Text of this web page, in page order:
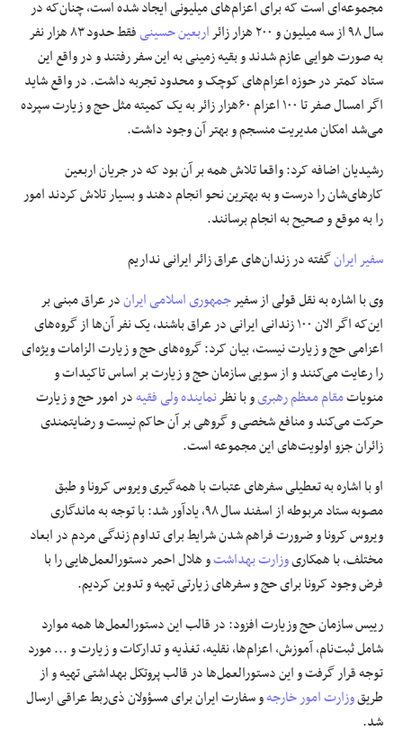
مجموعه‌ای است که برای اعزام‌های میلیونی ایجاد شده است، چنان‌که در
سال ۹۸ از سه میلیون و ۲۰۰ هزار زائر
اربعین حسینی
فقط حدود ۸۳ هزار نفر
به صورت هوایی عازم شدند و بقیه زمینی به این سفر رفتند و در واقع این
ستاد کمتر در حوزه اعزام‌های کوچک و محدود تجربه داشت. در واقع شاید
اگر امسال صفر تا ۱۰۰ اعزام ۶۰هزار زائر به یک کمیته مثل حج و زیارت سپرده
می‌شد امکان مدیریت منسجم و بهتر آن وجود داشت.
رشیدیان اضافه کرد: واقعا تلاش همه بر آن بود که در جریان اربعین
کارهای‌شان را درست و به بهترین نحو انجام دهند و بسیار تلاش کردند امور
را به موقع و صحیح به انجام برسانند.
سفیر ایرانگفته در زندان‌های عراق زائر ایرانی نداریم
وی با اشاره به نقل قولی از سفیرجمهوری اسلامی ایراندر عراق مبنی بر
این‌که اگر الان ۱۰۰ زندانی ایرانی در عراق باشند، یک نفر آن‌ها از گروه‌های
اعزامی حج و زیارت نیست، بیان کرد: گروه‌های حج و زیارت الزامات ویژه‌ای
را رعایت می‌کنند و از سویی سازمان حج و زیارت بر اساس تاکیدات و
منویاتمقام معظم رهبریو با نظرنماینده ولی فقیهدر امور حج و زیارت
حرکت می‌کند و منافع شخصی و گروهی بر آن حاکم نیست و رضایتمندی
زائران جزو اولویت‌های این مجموعه است.
او با اشاره به تعطیلی سفرهای عتبات با همه‌گیری ویروس کرونا و طبق
مصوبه ستاد مربوطه از اسفند سال ۹۸، یادآور شد: با توجه به ماندگاری
ویروس کرونا و ضرورت فراهم شدن شرایط برای تداوم زندگی مردم در ابعاد
مختلف، با همکاریوزارت بهداشتو هلال احمر دستورالعمل‌هایی را با
فرض وجود کرونا برای حج و سفرهای زیارتی تهیه و تدوین کردیم.
رییس سازمان حج وزیارت افزود: در قالب این دستورالعمل‌ها همه موارد
شامل ثبت‌نام، آموزش، اعزام‌ها، نقلیه، تغذیه و تدارکات و زیارت و ... مورد
توجه قرار گرفت و این دستورالعمل‌ها در قالب پروتکل بهداشتی تهیه و از
طریقوزارت امور خارجهو سفارت ایران برای مسؤولان ذی‌ربط عراقی ارسال
شد.